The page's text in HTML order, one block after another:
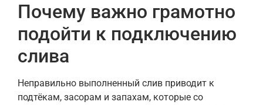
Почему важно грамотно
подойти к подключению
слива
Неправильно выполненный слив приводит к
подтёкам, засорам и запахам, которые со